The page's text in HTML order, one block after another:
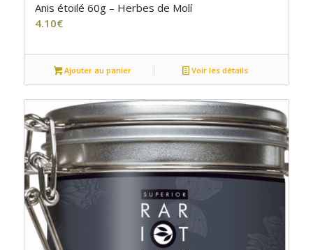
Anis étoilé 60g – Herbes de Molí
4.10€
Ajouter au panier Voir les détails